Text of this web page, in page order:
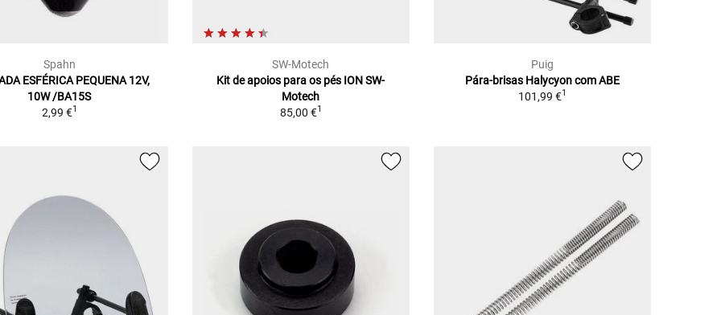
Spahn
ESFÉRICA PEQUENA 12V,
10W /BA15S
2,99 €1
SW-Motech
Kit de apoios para os pés ION SW-
Motech
85,00 €1
Puig
Pára-brisas Halycyon com ABE
101,99 €1